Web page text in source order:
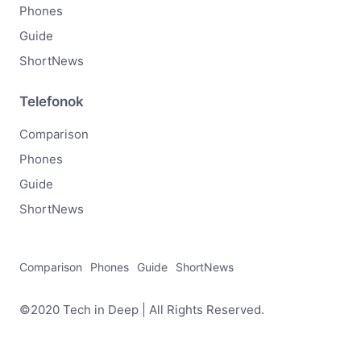
Phones
Guide
ShortNews
Telefonok
Comparison
Phones
Guide
ShortNews
Comparison Phones Guide ShortNews
©2020 Tech in Deep | All Rights Reserved.